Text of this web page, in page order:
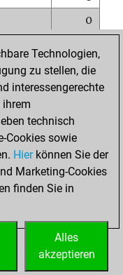
0
0
0
0
Technologien,
zu stellen, die
interessengerechte
technisch
Cookies sowie
Hierkönnen Sie der
Marketing-Cookies
finden Sie in
Alles
akzeptieren